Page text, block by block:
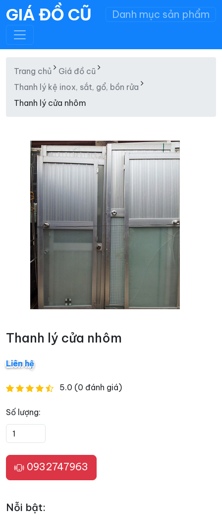
GIÁ ĐỒ CŨ Danh mục sản phẩm
Trang chủ
Giá đồ cũ
Thanh lý kệ inox, sắt, gổ, bồn rửa
Thanh lý cửa nhôm
Thanh lý cửa nhôm
Liên hệ
5.0 (0 đánh giá)
Số lượng:
0932747963
Nỗi bật: